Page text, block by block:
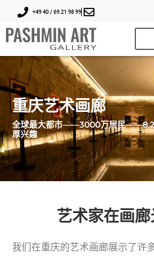
+49 40 / 69 21 98 99
重庆艺术画廊
全球最大都市——3000万居民
厚兴趣
艺术家在画
我们在重庆的艺术画廊展示了许